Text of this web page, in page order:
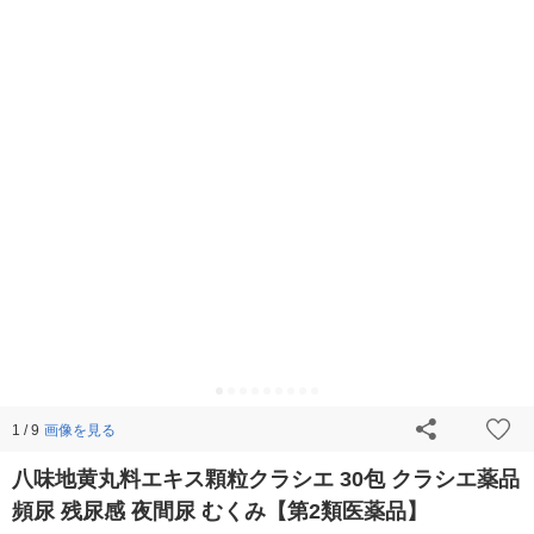
1 / 9 画像を見る
八味地黄丸料エキス顆粒クラシエ 30包 クラシエ薬品
頻尿 残尿感 夜間尿 むくみ【第2類医薬品】